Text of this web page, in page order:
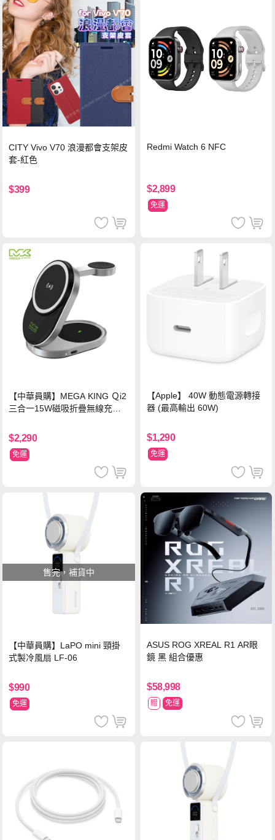
CITY Vivo V70 浪漫都會支架皮
套-紅色
$399
Redmi Watch 6 NFC
$2,899
免運
【中華員購】MEGA KING Ｑi2
三合一15W磁吸折疊無線充電
$2,290
免運
【Apple】 40W 動態電源轉接
器 (最高輸出 60W)
$1,290
免運
售完，補貨中
【中華員購】LaPO mini 頸掛
式製冷風扇 LF-06
$990
免運
ASUS ROG XREAL R1 AR眼
鏡 黑 組合優惠
$58,998
贈 免運